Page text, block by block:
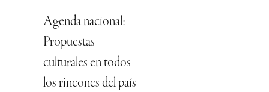
Agenda nacional:
Propuestas
culturales en todos
los rincones del país